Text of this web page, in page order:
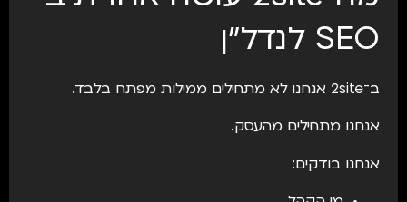
SEO לנדל״ן
ב־2site אנחנו לא מתחילים ממילות מפתח בלבד.
אנחנו מתחילים מהעסק.
אנחנו בודקים: